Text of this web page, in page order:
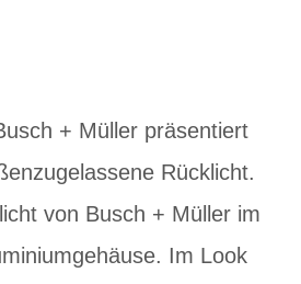
+ Müller präsentiert
Rücklicht.
von Busch + Müller im
Im Look